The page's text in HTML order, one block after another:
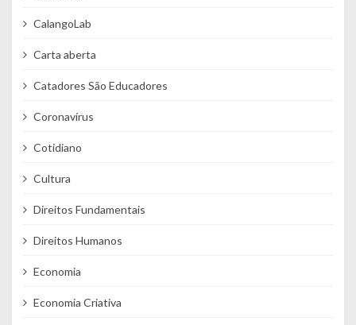
CalangoLab
Carta aberta
Catadores São Educadores
Coronavírus
Cotidiano
Cultura
Direitos Fundamentais
Direitos Humanos
Economia
Economia Criativa